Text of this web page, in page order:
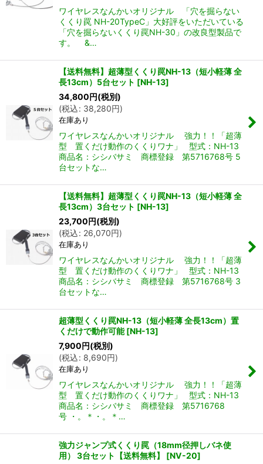
ワイヤレスなんかいオリジナル 「穴を掘らない
くくり罠 NH-20TypeC」大好評をいただいている
「穴を掘らないくくり罠NH-30」の改良型製品で
す。 &…
【送料無料】超薄型くくり罠NH-13（短小軽薄 全
長13cm）5台セット [NH-13]
34,800円(税別)
(税込: 38,280円)
在庫あり
ワイヤレスなんかいオリジナル 強力！！「超薄
型 置くだけ動作のくくりワナ」 型式：NH-13
商品名：シシバサミ 商標登録 第5716768号 5
台セットな…
【送料無料】超薄型くくり罠NH-13（短小軽薄 全
長13cm）3台セット [NH-13]
23,700円(税別)
(税込: 26,070円)
在庫あり
ワイヤレスなんかいオリジナル 強力！！「超薄
型 置くだけ動作のくくりワナ」 型式：NH-13
商品名：シシバサミ 商標登録 第5716768号 3
台セットな…
超薄型くくり罠NH-13（短小軽薄 全長13cm）置
くだけで動作可能 [NH-13]
7,900円(税別)
(税込: 8,690円)
在庫あり
ワイヤレスなんかいオリジナル 強力！！「超薄
型 置くだけ動作のくくりワナ」 型式：NH-13
商品名：シシバサミ 商標登録 第5716768
号 ・。＊・。＊…
強力ジャンプ式くくり罠（18mm径押しバネ使
用） 3台セット【送料無料】
[NV-20]